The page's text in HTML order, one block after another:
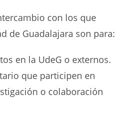
con los que
de Guadalajara son para:
en la UdeG o externos.
que participen en
o colaboración